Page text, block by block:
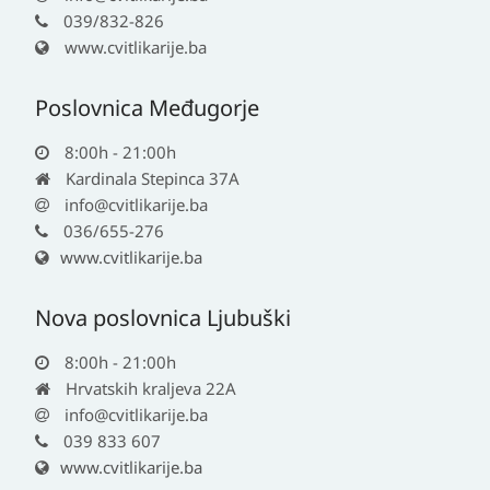
039/832-826
www.cvitlikarije.ba
Poslovnica Međugorje
8:00h - 21:00h
Kardinala Stepinca 37A
info@cvitlikarije.ba
036/655-276
www.cvitlikarije.ba
Nova poslovnica Ljubuški
8:00h - 21:00h
Hrvatskih kraljeva 22A
info@cvitlikarije.ba
039 833 607
www.cvitlikarije.ba